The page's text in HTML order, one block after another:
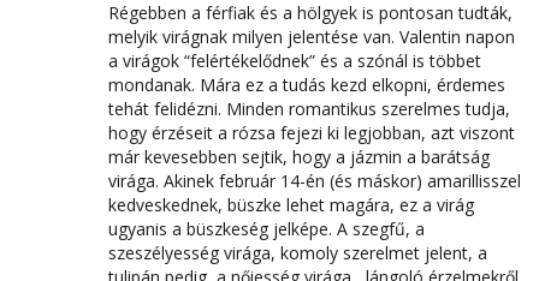
Régebben a férfiak és a hölgyek is pontosan tudták,
melyik virágnak milyen jelentése van. Valentin napon
a virágok “felértékelődnek” és a szónál is többet
mondanak. Mára ez a tudás kezd elkopni, érdemes
tehát felidézni. Minden romantikus szerelmes tudja,
hogy érzéseit a rózsa fejezi ki legjobban, azt viszont
már kevesebben sejtik, hogy a jázmin a barátság
virága. Akinek február 14-én (és máskor) amarillisszel
kedveskednek, büszke lehet magára, ez a virág
ugyanis a büszkeség jelképe. A szegfű, a
szeszélyesség virága, komoly szerelmet jelent, a